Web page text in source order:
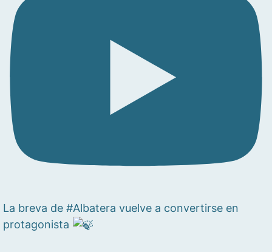
La breva de #Albatera vuelve a convertirse en
protagonista